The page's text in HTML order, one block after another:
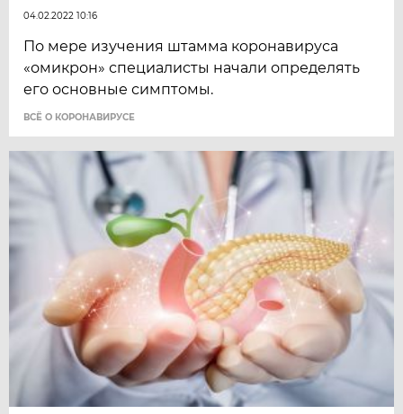
04.02.2022 10:16
По мере изучения штамма коронавируса
«омикрон» специалисты начали определять
его основные симптомы.
ВСЁ О КОРОНАВИРУСЕ